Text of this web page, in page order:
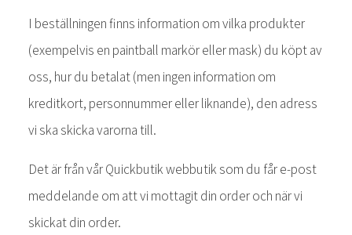
I beställningen finns information om vilka produkter
(exempelvis en paintball markör eller mask) du köpt av
oss, hur du betalat (men ingen information om
kreditkort, personnummer eller liknande), den adress
vi ska skicka varorna till.
Det är från vår Quickbutik webbutik som du får e-post
meddelande om att vi mottagit din order och när vi
skickat din order.